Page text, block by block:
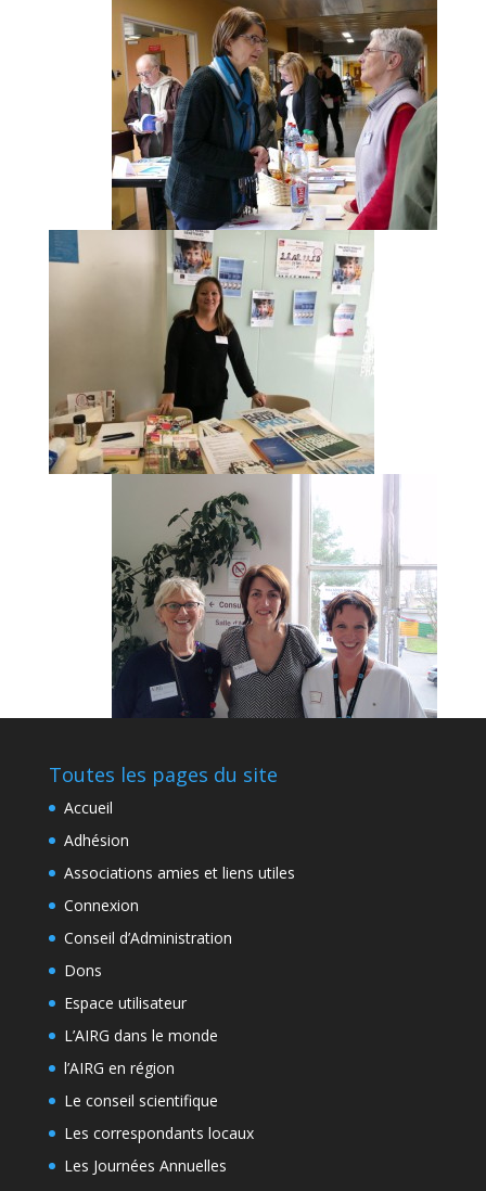
Toutes les pages du site
Accueil
Adhésion
Associations amies et liens utiles
Connexion
Conseil d’Administration
Dons
Espace utilisateur
L’AIRG dans le monde
l’AIRG en région
Le conseil scientifique
Les correspondants locaux
Les Journées Annuelles